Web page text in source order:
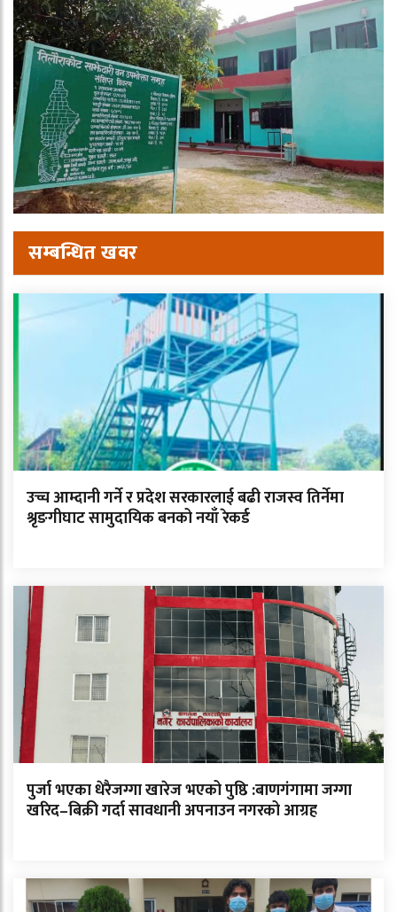
सम्बन्धित खवर
उच्च आम्दानी गर्ने र प्रदेश सरकारलाई बढी राजस्व तिर्नेमा
श्रृङगीघाट सामुदायिक बनको नयाँ रेकर्ड
पुर्जा भएका धेरैजग्गा खारेज भएको पुष्ठि :बाणगंगामा जग्गा
खरिद–बिक्री गर्दा सावधानी अपनाउन नगरको आग्रह